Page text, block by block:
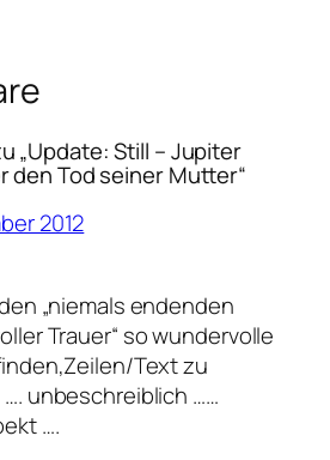
„Update: Still – Jupiter
den Tod seiner Mutter“
2012
„niemals endenden
Trauer“ so wundervolle
Text zu
unbeschreiblich ……
….